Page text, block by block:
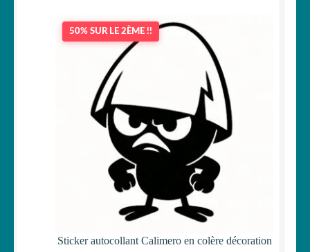
50% SUR LE 2ÈME !!
Sticker autocollant Calimero en colère décoration